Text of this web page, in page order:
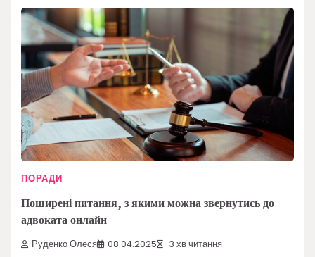
ПОРАДИ
Поширені питання, з якими можна звернутись до
адвоката онлайн
Руденко Олеся 08.04.2025 3 хв читання